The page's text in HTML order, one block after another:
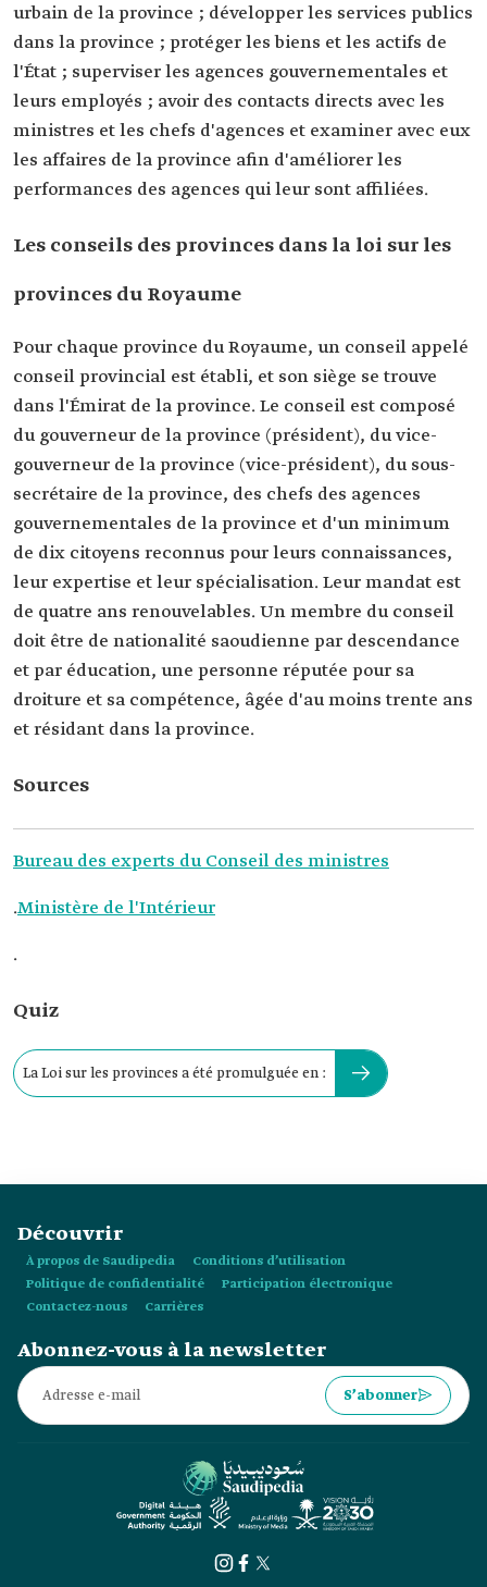
urbain de la province ; développer les services publics
dans la province ; protéger les biens et les actifs de
l'État ; superviser les agences gouvernementales et
leurs employés ; avoir des contacts directs avec les
ministres et les chefs d'agences et examiner avec eux
les affaires de la province afin d'améliorer les
performances des agences qui leur sont affiliées.
Les conseils des provinces dans la loi sur les
provinces du Royaume
Pour chaque province du Royaume, un conseil appelé
conseil provincial est établi, et son siège se trouve
dans l'Émirat de la province. Le conseil est composé
du gouverneur de la province (président), du vice-
gouverneur de la province (vice-président), du sous-
secrétaire de la province, des chefs des agences
gouvernementales de la province et d'un minimum
de dix citoyens reconnus pour leurs connaissances,
leur expertise et leur spécialisation. Leur mandat est
de quatre ans renouvelables. Un membre du conseil
doit être de nationalité saoudienne par descendance
et par éducation, une personne réputée pour sa
droiture et sa compétence, âgée d'au moins trente ans
et résidant dans la province.
Sources
Bureau des experts du Conseil des ministres
.Ministère de l'Intérieur
.
Quiz
La Loi sur les provinces a été promulguée en :
Découvrir
À propos de Saudipedia
Conditions d’utilisation
Politique de confidentialité
Participation électronique
Contactez-nous
Carrières
Abonnez-vous à la newsletter
S’abonner